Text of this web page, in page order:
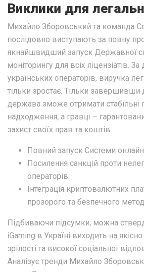
Виклики для
Михайло Зборовський та команда
послідовно виступають за повну
якнайшвидший запуск Державної
моніторингу для всіх ліцензіатів.
українських операторів, виручка
тільки зростає. Тільки завершивши
держава зможе отримати стабільні
надходження, а гравці –
захист своїх прав та коштів.
Повний запуск Системи
Посилення санкцій проти
операторів.
Інтеграція криптовалютних
прозорого та безпечного
Підбиваючи підсумки, можна
iGaming в Україні виходить на
зрілості та високої соціальної
Аналізує тренди Михайло